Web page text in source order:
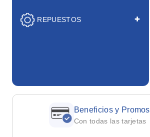
REPUESTOS
Beneficios y Promos
Con todas las tarjetas